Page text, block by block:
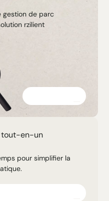
gestion de parc
rzilient
tout-en-un
pour simplifier la